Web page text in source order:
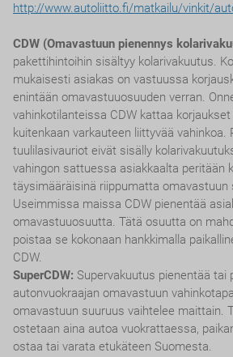
http://www.autoliitto.fi/matkailu/vinkit/
CDW (Omavastuun pienennys
pakettihintoihin sisältyy kolarivakuutus.
mukaisesti asiakas on vastuussa
enintään omavastuuosuuden verran.
vahinkotilanteissa CDW kattaa
kuitenkaan varkauteen liittyvää vahinkoa.
tuulilasivauriot eivät sisälly
vahingon sattuessa asiakkaalta peritään
täysimääräisinä riippumatta omavastuun
Useimmissa maissa CDW pienentää
omavastuuosuutta. Tätä osuutta on
poistaa se kokonaan hankkimalla
CDW.
SuperCDW: Supervakuutus pienentää tai
autonvuokraajan omavastuun
omavastuun suuruus vaihtelee maittain.
ostetaan aina autoa vuokrattaessa,
ostaa tai varata etukäteen Suomesta.